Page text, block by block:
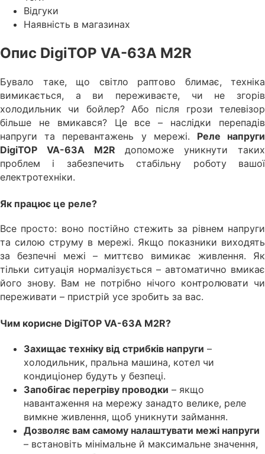
Відгуки
Наявність в магазинах
Опис DigiTOP VA-63A M2R
Бувало таке, що світло раптово блимає, техніка
вимикається, а ви переживаєте, чи не згорів
холодильник чи бойлер? Або після грози телевізор
більше не вмикався? Це все – наслідки перепадів
напруги та перевантажень у мережі. Реле напруги
DigiTOP VA-63A M2R допоможе уникнути таких
проблем і забезпечить стабільну роботу вашої
електротехніки.
Як працює це реле?
Все просто: воно постійно стежить за рівнем напруги
та силою струму в мережі. Якщо показники виходять
за безпечні межі – миттєво вимикає живлення. Як
тільки ситуація нормалізується – автоматично вмикає
його знову. Вам не потрібно нічого контролювати чи
переживати – пристрій усе зробить за вас.
Чим корисне DigiTOP VA-63A M2R?
Захищає техніку від стрибків напруги –
холодильник, пральна машина, котел чи
кондиціонер будуть у безпеці.
Запобігає перегріву проводки – якщо
навантаження на мережу занадто велике, реле
вимкне живлення, щоб уникнути займання.
Дозволяє вам самому налаштувати межі напруги
– встановіть мінімальне й максимальне значення,